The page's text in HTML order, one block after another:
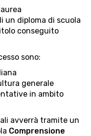
un diploma di scuola
conseguito
sono:
generale
in ambito
avverrà tramite un
Comprensione